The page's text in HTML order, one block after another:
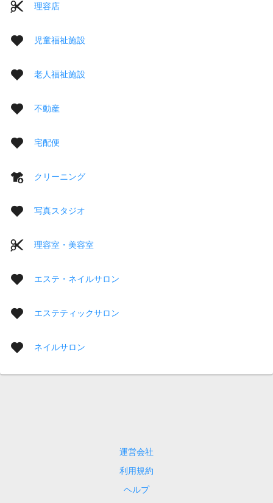
理容店
児童福祉施設
老人福祉施設
不動産
宅配便
クリーニング
写真スタジオ
理容室・美容室
エステ・ネイルサロン
エステティックサロン
ネイルサロン
運営会社
利用規約
ヘルプ